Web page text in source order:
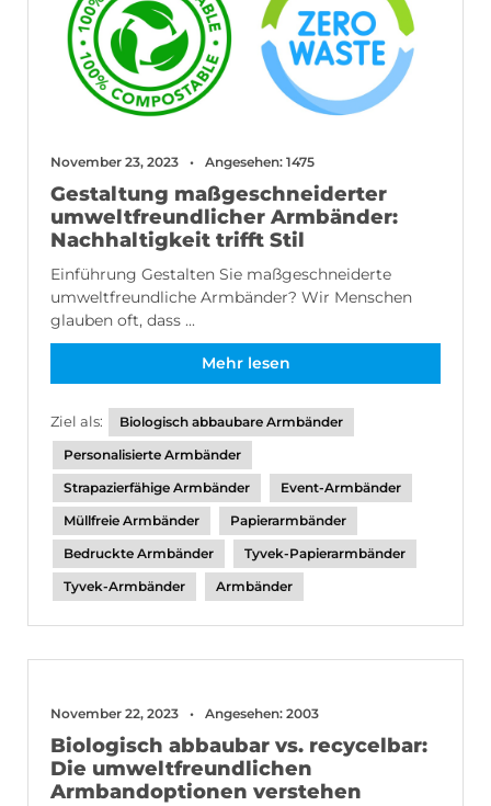
November 23, 2023 Angesehen: 1475
Gestaltung maßgeschneiderter
umweltfreundlicher Armbänder:
Nachhaltigkeit trifft Stil
Einführung Gestalten Sie maßgeschneiderte
umweltfreundliche Armbänder? Wir Menschen
glauben oft, dass ...
Mehr lesen
Ziel als:
Biologisch abbaubare Armbänder
Personalisierte Armbänder
Strapazierfähige Armbänder
Event-Armbänder
Müllfreie Armbänder
Papierarmbänder
Bedruckte Armbänder
Tyvek-Papierarmbänder
Tyvek-Armbänder
Armbänder
November 22, 2023 Angesehen: 2003
Biologisch abbaubar vs. recycelbar:
Die umweltfreundlichen
Armbandoptionen verstehen